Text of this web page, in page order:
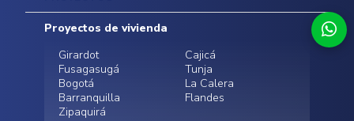
Mapa del sitio
Postventas
Contratación Directa
Noticias
Proyectos de vivienda
Girardot
Cajicá
Fusagasugá
Tunja
Bogotá
La Calera
Barranquilla
Flandes
Zipaquirá